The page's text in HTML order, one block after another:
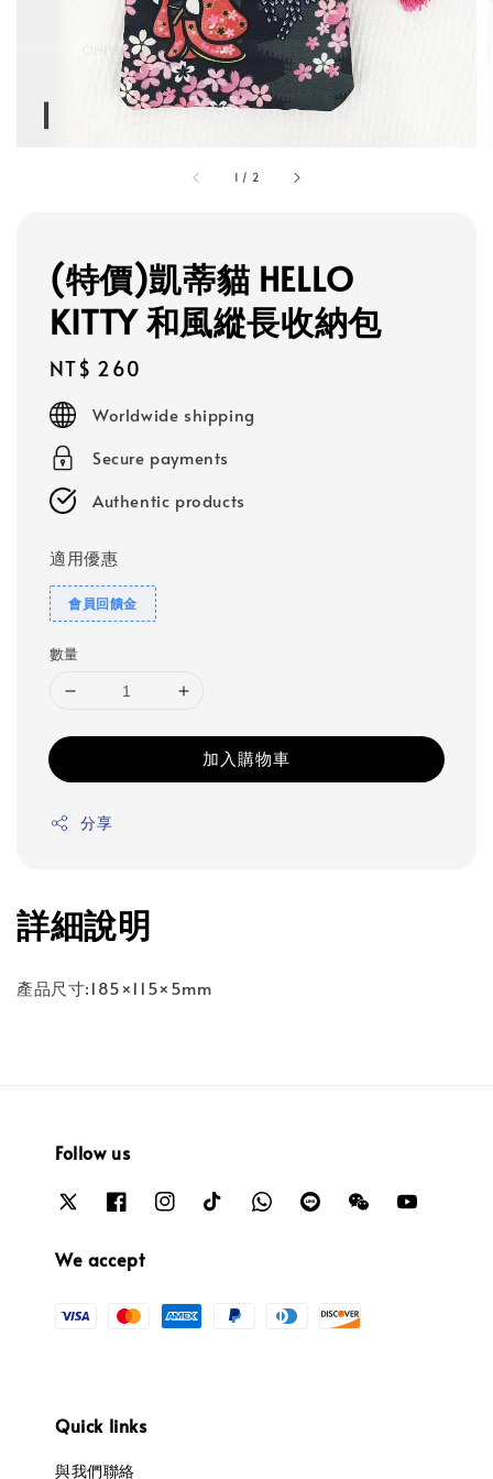
1 / 2
(特價)凱蒂貓 HELLO
KITTY 和風縱長收納包
Regular
price
NT$ 260
Worldwide shipping
Secure payments
Authentic products
適用優惠
會員回饋金
數量
加入購物車
分享
詳細說明
產品尺寸:185×115×5mm
Follow us
We accept
Quick links
與我們聯絡